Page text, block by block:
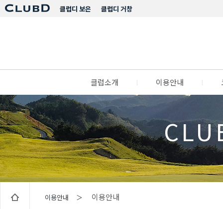
클럽디 거창
클럽디 보은
클럽소개 이용안내
이용안내 ＞ 이용안내